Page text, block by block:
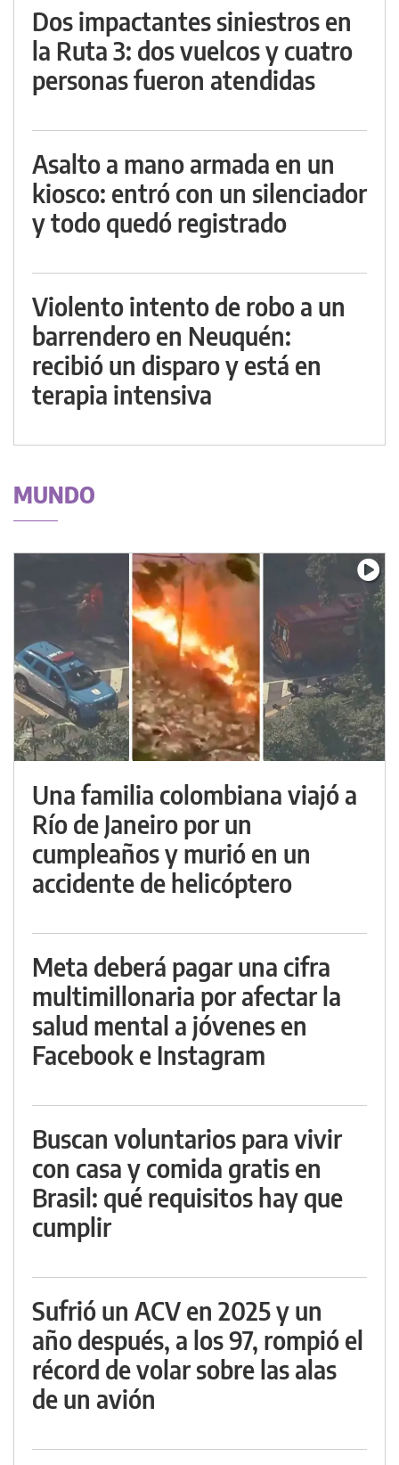
Dos impactantes siniestros en
la Ruta 3: dos vuelcos y cuatro
personas fueron atendidas
Asalto a mano armada en un
kiosco: entró con un silenciador
y todo quedó registrado
Violento intento de robo a un
barrendero en Neuquén:
recibió un disparo y está en
terapia intensiva
MUNDO
Una familia colombiana viajó a
Río de Janeiro por un
cumpleaños y murió en un
accidente de helicóptero
Meta deberá pagar una cifra
multimillonaria por afectar la
salud mental a jóvenes en
Facebook e Instagram
Buscan voluntarios para vivir
con casa y comida gratis en
Brasil: qué requisitos hay que
cumplir
Sufrió un ACV en 2025 y un
año después, a los 97, rompió el
récord de volar sobre las alas
de un avión